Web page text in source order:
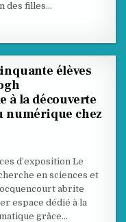
des filles…
élèves
à la découverte
numérique chez
d’exposition Le
en sciences et
abrite
espace dédié à la
grâce…